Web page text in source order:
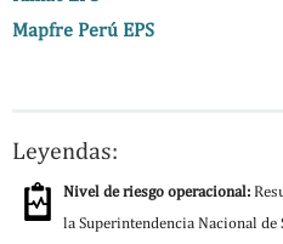
Mapfre Perú EPS
Leyendas:
Nivel de riesgo operacional:
la Superintendencia Nacional de